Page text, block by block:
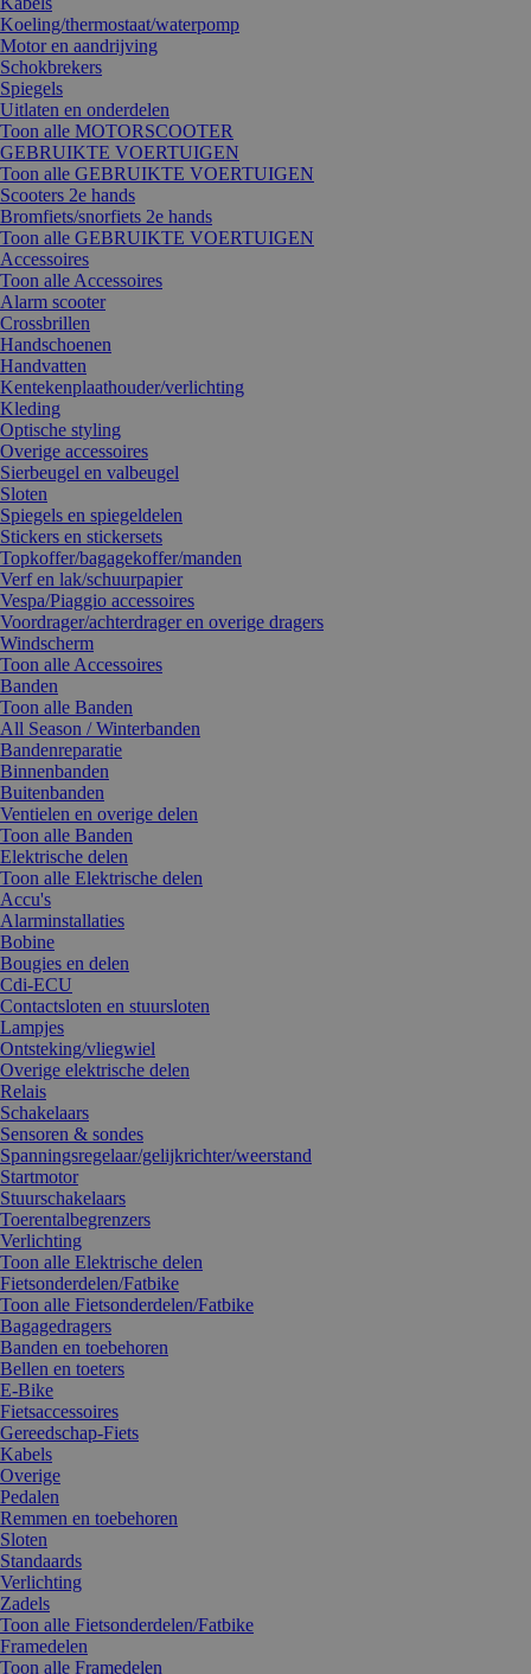
Koeling/thermostaat/waterpomp
Motor en aandrijving
Schokbrekers
Spiegels
Uitlaten en onderdelen
Toon alle MOTORSCOOTER
GEBRUIKTE VOERTUIGEN
Toon alle GEBRUIKTE VOERTUIGEN
Scooters 2e hands
Bromfiets/snorfiets 2e hands
Toon alle GEBRUIKTE VOERTUIGEN
Accessoires
Toon alle Accessoires
Alarm scooter
Crossbrillen
Handschoenen
Handvatten
Kentekenplaathouder/verlichting
Kleding
Optische styling
Overige accessoires
Sierbeugel en valbeugel
Sloten
Spiegels en spiegeldelen
Stickers en stickersets
Topkoffer/bagagekoffer/manden
Verf en lak/schuurpapier
Vespa/Piaggio accessoires
Voordrager/achterdrager en overige dragers
Windscherm
Toon alle Accessoires
Banden
Toon alle Banden
All Season / Winterbanden
Bandenreparatie
Binnenbanden
Buitenbanden
Ventielen en overige delen
Toon alle Banden
Elektrische delen
Toon alle Elektrische delen
Accu's
Alarminstallaties
Bobine
Bougies en delen
Cdi-ECU
Contactsloten en stuursloten
Lampjes
Ontsteking/vliegwiel
Overige elektrische delen
Relais
Schakelaars
Sensoren & sondes
Spanningsregelaar/gelijkrichter/weerstand
Startmotor
Stuurschakelaars
Toerentalbegrenzers
Verlichting
Toon alle Elektrische delen
Fietsonderdelen/Fatbike
Toon alle Fietsonderdelen/Fatbike
Bagagedragers
Banden en toebehoren
Bellen en toeters
E-Bike
Fietsaccessoires
Gereedschap-Fiets
Kabels
Overige
Pedalen
Remmen en toebehoren
Sloten
Standaards
Verlichting
Zadels
Toon alle Fietsonderdelen/Fatbike
Framedelen
Toon alle Framedelen